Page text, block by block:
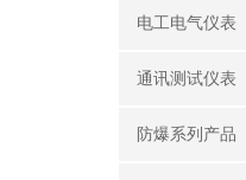
电工电气仪表
通讯测试仪表
防爆系列产品